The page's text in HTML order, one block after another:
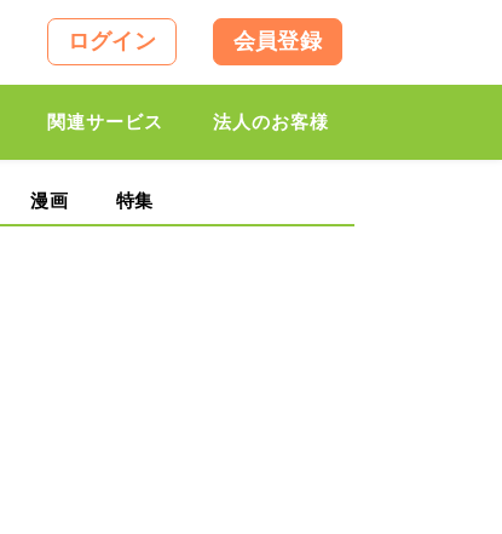
ログイン 会員登録
関連サービス 法人のお客様
漫画 特集